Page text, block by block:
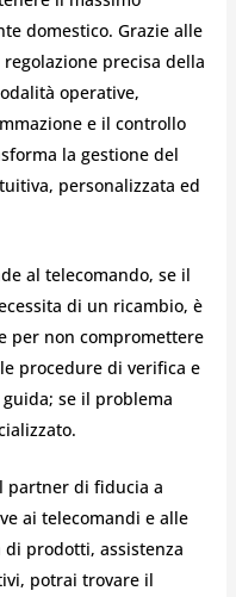
domestico. Grazie alle
precisa della
operative,
e il controllo
la gestione del
personalizzata ed
al telecomando, se il
di un ricambio, è
per non compromettere
procedure di verifica e
se il problema
partner di fiducia a
ai telecomandi e alle
di prodotti, assistenza
potrai trovare il